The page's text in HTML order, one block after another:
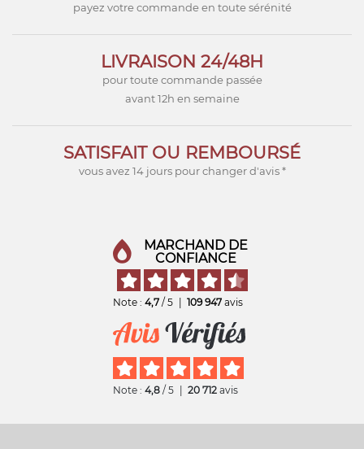
payez votre commande en toute sérénité
LIVRAISON 24/48H
pour toute commande passée
avant 12h en semaine
SATISFAIT OU REMBOURSÉ
vous avez 14 jours pour changer d'avis *
MARCHAND DE
CONFIANCE
Note : 4,7 / 5 109 947 avis
Note : 4,8 / 5 20 712 avis